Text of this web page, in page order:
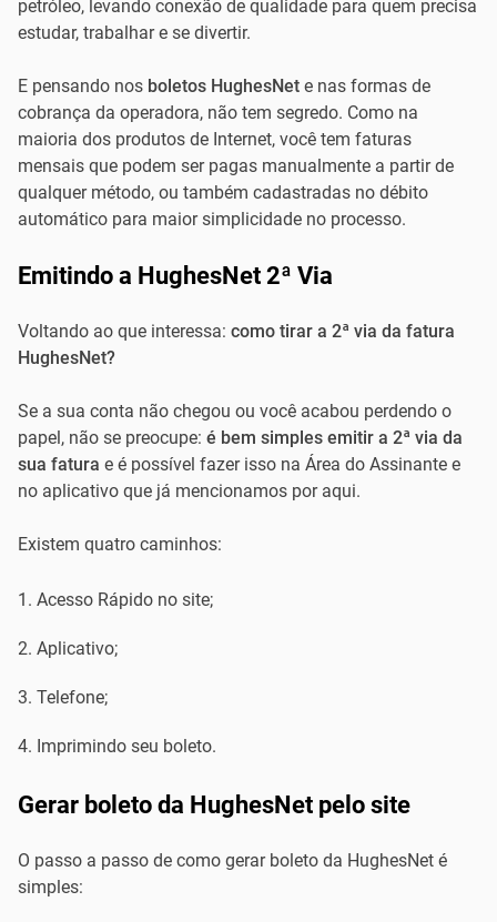
petróleo, levando conexão de qualidade para quem precisa
estudar, trabalhar e se divertir.
E pensando nos boletos HughesNet e nas formas de
cobrança da operadora, não tem segredo. Como na
maioria dos produtos de Internet, você tem faturas
mensais que podem ser pagas manualmente a partir de
qualquer método, ou também cadastradas no débito
automático para maior simplicidade no processo.
Emitindo a HughesNet 2ª Via
Voltando ao que interessa: como tirar a 2ª via da fatura
HughesNet?
Se a sua conta não chegou ou você acabou perdendo o
papel, não se preocupe: é bem simples emitir a 2ª via da
sua fatura e é possível fazer isso na Área do Assinante e
no aplicativo que já mencionamos por aqui.
Existem quatro caminhos:
Acesso Rápido no site;
Aplicativo;
Telefone;
Imprimindo seu boleto.
Gerar boleto da HughesNet pelo site
O passo a passo de como gerar boleto da HughesNet é
simples: